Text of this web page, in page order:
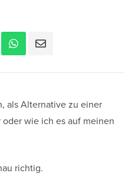
als Alternative zu einer
oder wie ich es auf meinen
richtig.